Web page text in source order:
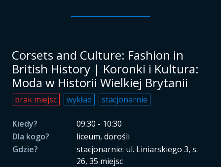
Corsets and Culture: Fashion in
British History | Koronki i Kultura:
Moda w Historii Wielkiej Brytanii
brak miejsc wykład stacjonarnie
Kiedy?
09:30 - 10:30
Dla kogo?
liceum, dorośli
Gdzie?
stacjonarnie: ul. Liniarskiego 3, s.
26, 35 miejsc